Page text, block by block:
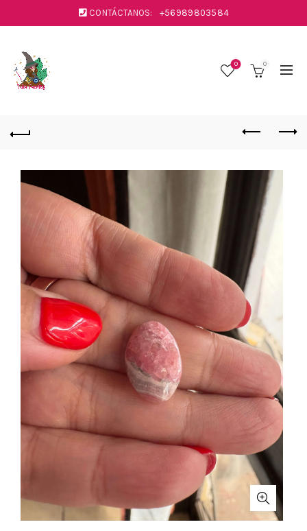
CONTÁCTANOS: +56989803584
0 0